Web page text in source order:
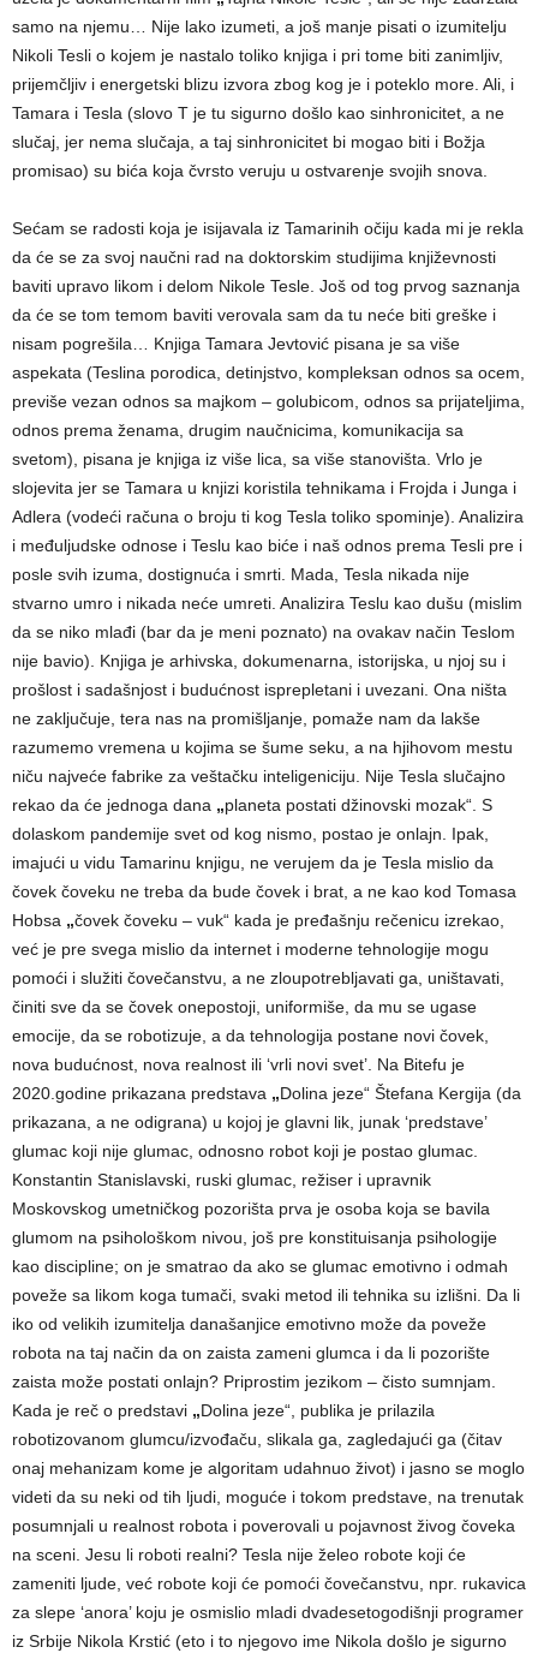
samo na njemu… Nije lako izumeti, a još manje pisati o izumitelju
Nikoli Tesli o kojem je nastalo toliko knjiga i pri tome biti zanimljiv,
prijemčljiv i energetski blizu izvora zbog kog je i poteklo more. Ali, i
Tamara i Tesla (slovo T je tu sigurno došlo kao sinhronicitet, a ne
slučaj, jer nema slučaja, a taj sinhronicitet bi mogao biti i Božja
promisao) su bića koja čvrsto veruju u ostvarenje svojih snova.
Sećam se radosti koja je isijavala iz Tamarinih očiju kada mi je rekla
da će se za svoj naučni rad na doktorskim studijima književnosti
baviti upravo likom i delom Nikole Tesle. Još od tog prvog saznanja
da će se tom temom baviti verovala sam da tu neće biti greške i
nisam pogrešila… Knjiga Tamara Jevtović pisana je sa više
aspekata (Teslina porodica, detinjstvo, kompleksan odnos sa ocem,
previše vezan odnos sa majkom – golubicom, odnos sa prijateljima,
odnos prema ženama, drugim naučnicima, komunikacija sa
svetom), pisana je knjiga iz više lica, sa više stanovišta. Vrlo je
slojevita jer se Tamara u knjizi koristila tehnikama i Frojda i Junga i
Adlera (vodeći računa o broju ti kog Tesla toliko spominje). Analizira
i međuljudske odnose i Teslu kao biće i naš odnos prema Tesli pre i
posle svih izuma, dostignuća i smrti. Mada, Tesla nikada nije
stvarno umro i nikada neće umreti. Analizira Teslu kao dušu (mislim
da se niko mlađi (bar da je meni poznato) na ovakav način Teslom
nije bavio). Knjiga je arhivska, dokumenarna, istorijska, u njoj su i
prošlost i sadašnjost i budućnost isprepletani i uvezani. Ona ništa
ne zaključuje, tera nas na promišljanje, pomaže nam da lakše
razumemo vremena u kojima se šume seku, a na hjihovom mestu
niču najveće fabrike za veštačku inteligeniciju. Nije Tesla slučajno
rekao da će jednoga dana „planeta postati džinovski mozak“. S
dolaskom pandemije svet od kog nismo, postao je onlajn. Ipak,
imajući u vidu Tamarinu knjigu, ne verujem da je Tesla mislio da
čovek čoveku ne treba da bude čovek i brat, a ne kao kod Tomasa
Hobsa „čovek čoveku – vuk“ kada je pređašnju rečenicu izrekao,
već je pre svega mislio da internet i moderne tehnologije mogu
pomoći i služiti čovečanstvu, a ne zloupotrebljavati ga, uništavati,
činiti sve da se čovek onepostoji, uniformiše, da mu se ugase
emocije, da se robotizuje, a da tehnologija postane novi čovek,
nova budućnost, nova realnost ili ‘vrli novi svet’. Na Bitefu je
2020.godine prikazana predstava „Dolina jeze“ Štefana Kergija (da
prikazana, a ne odigrana) u kojoj je glavni lik, junak ‘predstave’
glumac koji nije glumac, odnosno robot koji je postao glumac.
Konstantin Stanislavski, ruski glumac, režiser i upravnik
Moskovskog umetničkog pozorišta prva je osoba koja se bavila
glumom na psihološkom nivou, još pre konstituisanja psihologije
kao discipline; on je smatrao da ako se glumac emotivno i odmah
poveže sa likom koga tumači, svaki metod ili tehnika su izlišni. Da li
iko od velikih izumitelja današanjice emotivno može da poveže
robota na taj način da on zaista zameni glumca i da li pozorište
zaista može postati onlajn? Priprostim jezikom – čisto sumnjam.
Kada je reč o predstavi „Dolina jeze“, publika je prilazila
robotizovanom glumcu/izvođaču, slikala ga, zagledajući ga (čitav
onaj mehanizam kome je algoritam udahnuo život) i jasno se moglo
videti da su neki od tih ljudi, moguće i tokom predstave, na trenutak
posumnjali u realnost robota i poverovali u pojavnost živog čoveka
na sceni. Jesu li roboti realni? Tesla nije želeo robote koji će
zameniti ljude, već robote koji će pomoći čovečanstvu, npr. rukavica
za slepe ‘anora’ koju je osmislio mladi dvadesetogodišnji programer
iz Srbije Nikola Krstić (eto i to njegovo ime Nikola došlo je sigurno